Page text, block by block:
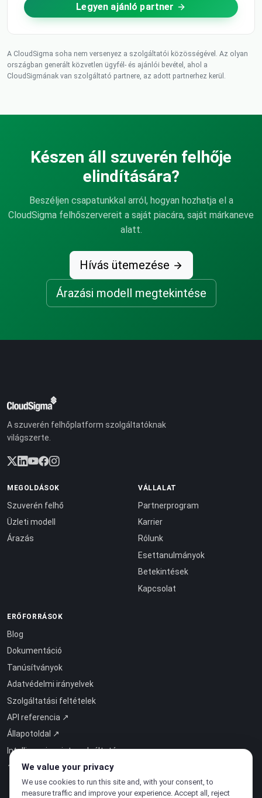
Legyen ajánló partner
A CloudSigma soha nem versenyez a szolgáltatói közösségével. Az olyan
országban generált közvetlen ügyfél- és ajánlói bevétel, ahol a
CloudSigmának van szolgáltató partnere, az adott partnerhez kerül.
Készen áll szuverén felhője
elindítására?
Beszéljen csapatunkkal arról, hogyan hozhatja el a
CloudSigma felhőszervereit a saját piacára, saját márkaneve
alatt.
Hívás ütemezése
Árazási modell megtekintése
A szuverén felhőplatform szolgáltatóknak
világszerte.
MEGOLDÁSOK
Szuverén felhő
Üzleti modell
Árazás
VÁLLALAT
Partnerprogram
Karrier
Rólunk
Esettanulmányok
Betekintések
Kapcsolat
ERŐFORRÁSOK
Blog
Dokumentáció
Tanúsítványok
Adatvédelmi irányelvek
Szolgáltatási feltételek
API referencia ↗
Állapotoldal ↗
Intelligencia mint szolgáltatás
↗
We value your privacy
We use cookies to run this site and, with your consent, to
measure traffic and improve your experience. Accept all, reject